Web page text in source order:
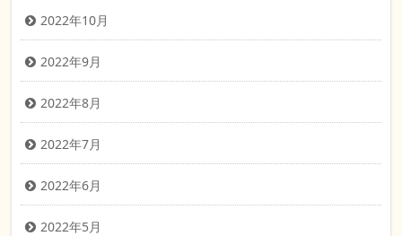
2022年10月
2022年9月
2022年8月
2022年7月
2022年6月
2022年5月